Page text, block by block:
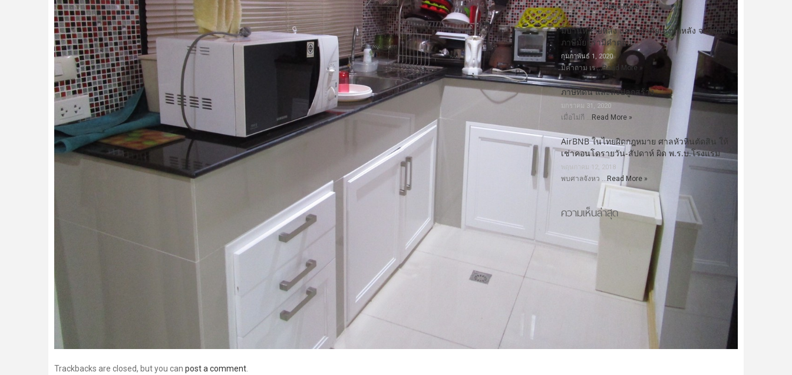
Trackbacks are closed, but you can post a comment
ลดค่าโอน-จ …Read More »
มีบ้านหลายหลัง แค่พักอาศัยเองทุกหลัง จะต้องเสีย
ภาษีมั้ย เรามีคำตอบ
กุมภาพันธ์ 1, 2020
มีคำถาม เร …Read More »
ภาษีที่ดิน และสิ่งปลูกสร้าง
มกราคม 31, 2020
เมื่อไม่กี … Read More »
AirBNB ในไทยผิดกฎหมาย ศาลหัวหินตัดสิน ให้
เช่าคอนโดรายวัน-สัปดาห์ ผิด พ.ร.บ.โรงแรม
พฤษภาคม 12, 2018
พบศาลจังหว … Read More »
ความเห็นล่าสุด